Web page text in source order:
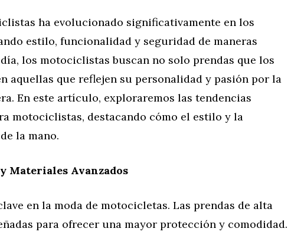
ha evolucionado significativamente en los
estilo, funcionalidad y seguridad de maneras
los motociclistas buscan no solo prendas que los
aquellas que reflejen su personalidad y pasión por la
En este artículo, exploraremos las tendencias
motociclistas, destacando cómo el estilo y la
la mano.
Materiales Avanzados
en la moda de motocicletas. Las prendas de alta
para ofrecer una mayor protección y comodidad.